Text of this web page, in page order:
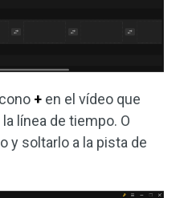
+ en el vídeo que
línea de tiempo. O
y soltarlo a la pista de